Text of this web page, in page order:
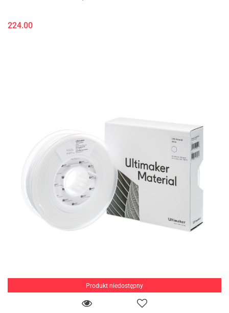
224.00
Produkt niedostępny